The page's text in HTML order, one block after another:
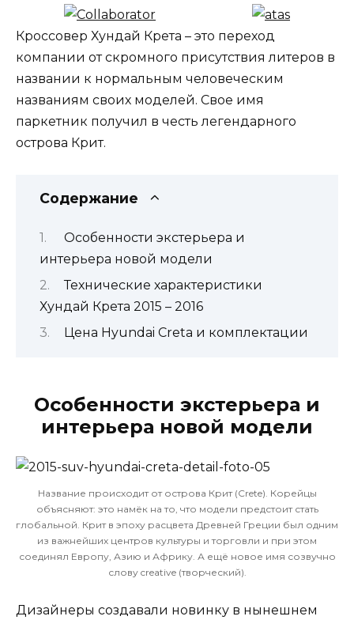
Кроссовер Хундай Крета – это переход
компании от скромного присутствия литеров в
названии к нормальным человеческим
названиям своих моделей. Свое имя
паркетник получил в честь легендарного
острова Крит.
Содержание
Особенности экстерьера и
интерьера новой модели
Технические характеристики
Хундай Крета 2015 – 2016
Цена Hyundai Creta и комплектации
Особенности экстерьера и
интерьера новой модели
Название происходит от острова Крит (Crete). Корейцы
объясняют: это намёк на то, что модели предстоит стать
глобальной. Крит в эпоху расцвета Древней Греции был одним
из важнейших центров культуры и торговли и при этом
соединял Европу, Азию и Африку. А ещё новое имя созвучно
слову creative (творческий).
Дизайнеры создавали новинку в нынешнем